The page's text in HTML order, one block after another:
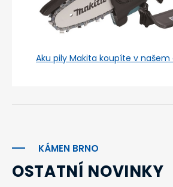
Aku pily Makita koupíte v
KÁMEN BRNO
OSTATNÍ NOVINKY